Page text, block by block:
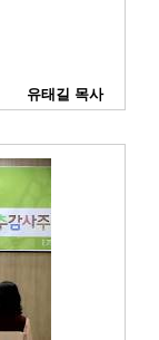
유태길 목사